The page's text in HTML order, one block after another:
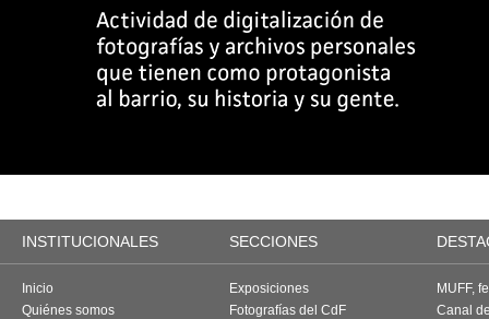
INSTITUCIONALES SECCIONES
Inicio
Quiénes somos
Exposiciones
Fotografías del CdF
MUFF,
Canal